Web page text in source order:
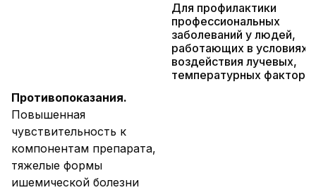
Для профилактики
профессиональных
заболеваний у людей,
работающих в условиях
воздействия лучевых,
температурных
Противопоказания.
Повышенная
чувствительность к
компонентам препарата,
тяжелые формы
ишемической болезни